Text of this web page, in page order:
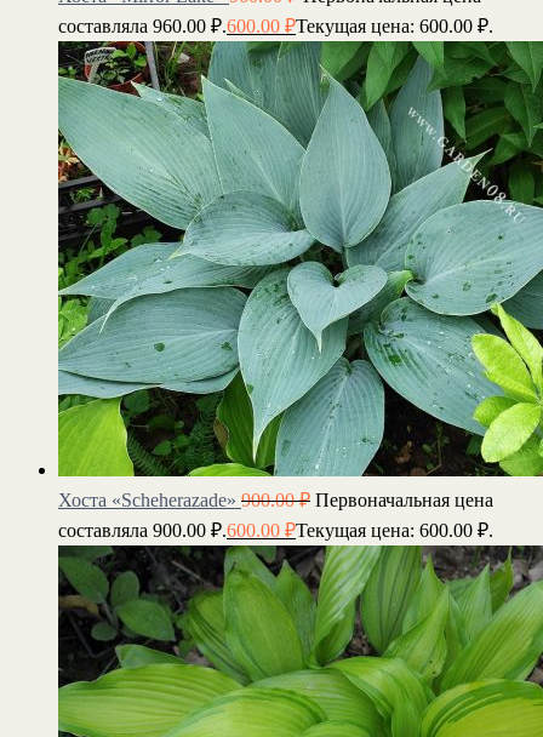
составляла 960.00 ₽.600.00 ₽Текущая цена: 600.00 ₽.
Хоста «Scheherazade» 900.00₽ Первоначальная цена
составляла 900.00 ₽.600.00 ₽Текущая цена: 600.00 ₽.